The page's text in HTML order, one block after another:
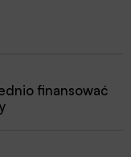
finansować